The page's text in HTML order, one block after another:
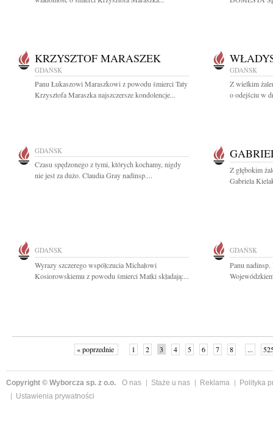
KRZYSZTOF MARASZEK
GDAŃSK
Panu Łukaszowi Maraszkowi z powodu śmierci Taty
Krzysztofa Maraszka najszczersze kondolencje...
GDAŃSK
Z wielkim
o odejściu w
GDAŃSK
Czasu spędzonego z tymi, których kochamy, nigdy
nie jest za dużo. Claudia Gray nadinsp....
Z głębokim
Gabriela
GDAŃSK
Wyrazy szczerego współczucia Michałowi
Kosiorowskiemu z powodu śmierci Matki składają:...
GDAŃSK
Panu
« poprzednie 1 2 3 4 5 6 7 8 ...
Copyright © Wyborcza sp. z o.o. O nas Staże u nas Reklama
Polityka
Ustawienia prywatności